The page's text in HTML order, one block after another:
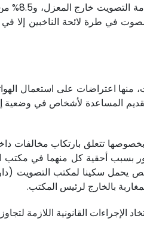
من جانب آخر، سجل المجلس في 37.4% من الحالات صعوبة
قد أبدوا ملاحظات او اعتراضات بخصوص عملية التصويت في 8.8% من الاستمارات، منها اعتراضات
المساعدة لأشخاص في وضعية
تتعلق بارتكاب مخالفات
بسبب أحقية كل منهما في مكتب
يحمل سكينا لمكتب التصويت
بالخارج لرئيس المكتب.
القانونية اللازمة